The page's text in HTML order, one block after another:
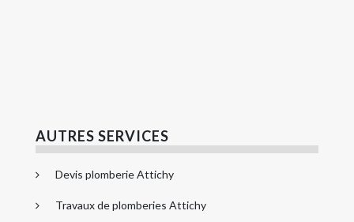
AUTRES SERVICES
Devis plomberie Attichy
Travaux de plomberies Attichy